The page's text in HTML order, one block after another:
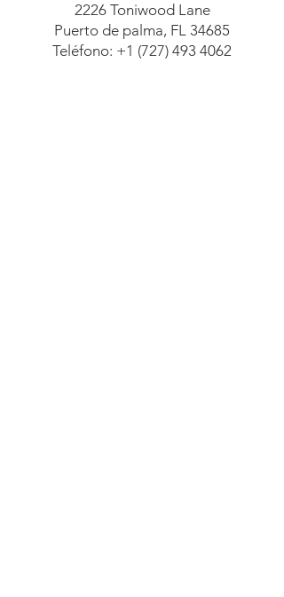
2226 Toniwood Lane
Puerto de palma, FL 34685
Teléfono: +1 (727) 493 4062